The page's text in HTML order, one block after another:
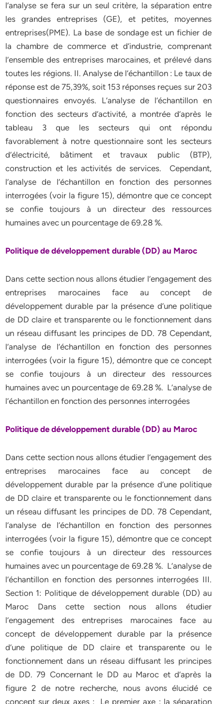
l’analyse se fera sur un seul critère, la séparation entre
les grandes entreprises (GE), et petites, moyennes
entreprises(PME). La base de sondage est un fichier de
la chambre de commerce et d’industrie, comprenant
l’ensemble des entreprises marocaines, et prélevé dans
toutes les régions. II. Analyse de l’échantillon : Le taux de
réponse est de 75,39%, soit 153 réponses reçues sur 203
questionnaires envoyés. L’analyse de l’échantillon en
fonction des secteurs d’activité, a montrée d’après le
tableau 3 que les secteurs qui ont répondu
favorablement à notre questionnaire sont les secteurs
d’électricité, bâtiment et travaux public (BTP),
construction et les activités de services. Cependant,
l’analyse de l’échantillon en fonction des personnes
interrogées (voir la figure 15), démontre que ce concept
se confie toujours à un directeur des ressources
humaines avec un pourcentage de 69.28 %.
Politique de développement durable (DD) au Maroc
Dans cette section nous allons étudier l’engagement des
entreprises marocaines face au concept de
développement durable par la présence d’une politique
de DD claire et transparente ou le fonctionnement dans
un réseau diffusant les principes de DD. 78 Cependant,
l’analyse de l’échantillon en fonction des personnes
interrogées (voir la figure 15), démontre que ce concept
se confie toujours à un directeur des ressources
humaines avec un pourcentage de 69.28 %. L’analyse de
l’échantillon en fonction des personnes interrogées
Politique de développement durable (DD) au Maroc
Dans cette section nous allons étudier l’engagement des
entreprises marocaines face au concept de
développement durable par la présence d’une politique
de DD claire et transparente ou le fonctionnement dans
un réseau diffusant les principes de DD. 78 Cependant,
l’analyse de l’échantillon en fonction des personnes
interrogées (voir la figure 15), démontre que ce concept
se confie toujours à un directeur des ressources
humaines avec un pourcentage de 69.28 %. L’analyse de
l’échantillon en fonction des personnes interrogées III.
Section 1: Politique de développement durable (DD) au
Maroc Dans cette section nous allons étudier
l’engagement des entreprises marocaines face au
concept de développement durable par la présence
d’une politique de DD claire et transparente ou le
fonctionnement dans un réseau diffusant les principes
de DD. 79 Concernant le DD au Maroc et d’après la
figure 2 de notre recherche, nous avons élucidé ce
concept sur deux axes : Le premier axe : la séparation